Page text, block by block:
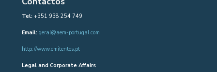
Tel:+351 938 254 749
Email: geral@aem-portugal.com
http://www.emitentes.pt
Legal and Corporate Affairs